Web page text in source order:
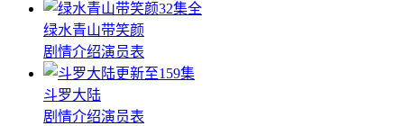
32集全
绿水青山带笑颜
剧情介绍演员表
更新至159集
斗罗大陆
剧情介绍演员表